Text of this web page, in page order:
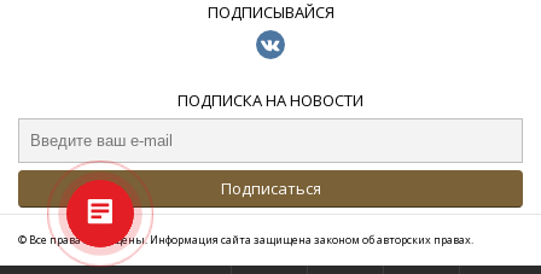
ПОДПИСЫВАЙСЯ
ПОДПИСКА НА НОВОСТИ
Подписаться
© Все права защищены. Информация сайта защищена законом об авторских правах.